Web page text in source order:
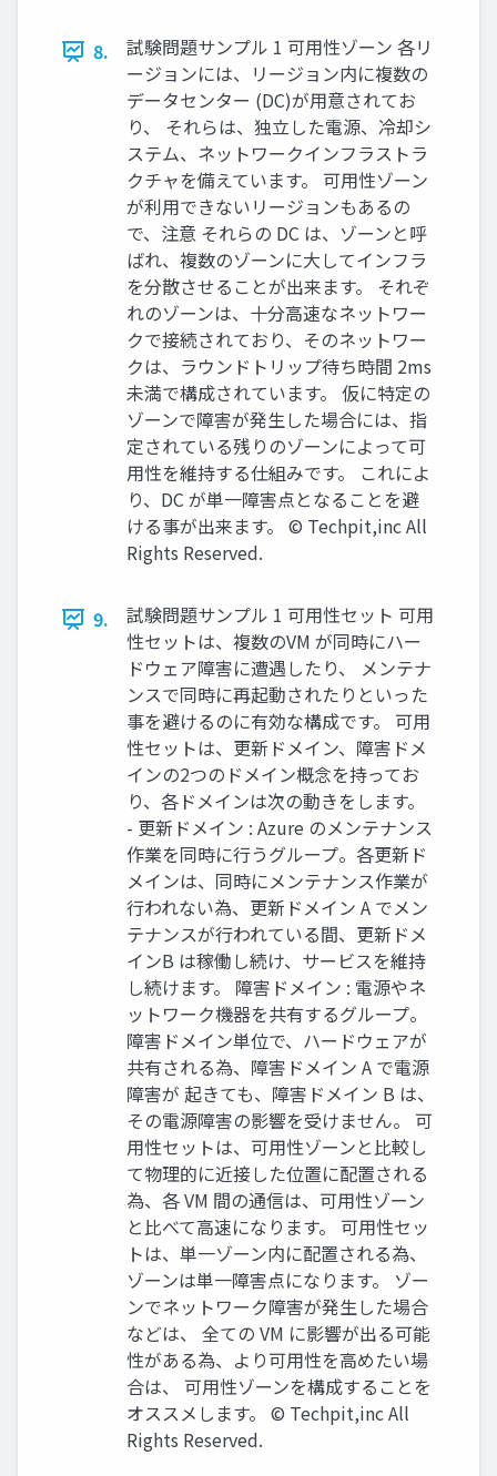
8.
試験問題サンプル 1 可用性ゾーン 各リ
ージョンには、リージョン内に複数の
データセンター (DC)が用意されてお
り、 それらは、独立した電源、冷却シ
ステム、ネットワークインフラストラ
クチャを備えています。 可用性ゾーン
が利用できないリージョンもあるの
で、注意 それらの DC は、ゾーンと呼
ばれ、複数のゾーンに大してインフラ
を分散させることが出来ます。 それぞ
れのゾーンは、十分高速なネットワー
クで接続されており、そのネットワー
クは、ラウンドトリップ待ち時間 2ms
未満で構成されています。 仮に特定の
ゾーンで障害が発生した場合には、指
定されている残りのゾーンによって可
用性を維持する仕組みです。 これによ
り、DC が単一障害点となることを避
ける事が出来ます。 © Techpit,inc All
Rights Reserved.
9.
試験問題サンプル 1 可用性セット 可用
性セットは、複数のVM が同時にハー
ドウェア障害に遭遇したり、 メンテナ
ンスで同時に再起動されたりといった
事を避けるのに有効な構成です。 可用
性セットは、更新ドメイン、障害ドメ
インの2つのドメイン概念を持ってお
り、各ドメインは次の動きをします。
- 更新ドメイン : Azure のメンテナンス
作業を同時に行うグループ。各更新ド
メインは、同時にメンテナンス作業が
行われない為、更新ドメイン A でメン
テナンスが行われている間、更新ドメ
インB は稼働し続け、サービスを維持
し続けます。 障害ドメイン : 電源やネ
ットワーク機器を共有するグループ。
障害ドメイン単位で、ハードウェアが
共有される為、障害ドメイン A で電源
障害が 起きても、障害ドメイン B は、
その電源障害の影響を受けません。 可
用性セットは、可用性ゾーンと比較し
て物理的に近接した位置に配置される
為、各 VM 間の通信は、可用性ゾーン
と比べて高速になります。 可用性セッ
トは、単一ゾーン内に配置される為、
ゾーンは単一障害点になります。 ゾー
ンでネットワーク障害が発生した場合
などは、 全ての VM に影響が出る可能
性がある為、より可用性を高めたい場
合は、 可用性ゾーンを構成することを
オススメします。 © Techpit,inc All
Rights Reserved.